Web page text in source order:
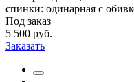
спинки: одинарная с
Под заказ
5 500 руб.
Заказать